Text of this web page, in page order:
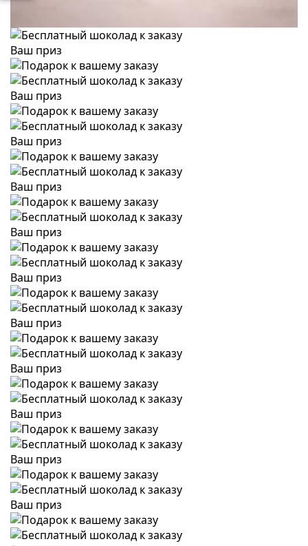
Ваш приз
Ваш приз
Ваш приз
Ваш приз
Ваш приз
Ваш приз
Ваш приз
Ваш приз
Ваш приз
Ваш приз
Ваш приз